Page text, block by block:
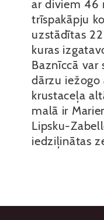
ar diviem 46
trīspakāpju
uzstādītas
kuras
Baznīccā
dārzu iežogo
krustaceļa
malā ir
Lipsku-
iedziļinātas